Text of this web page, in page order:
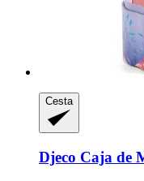
Cesta
Djeco Caja de